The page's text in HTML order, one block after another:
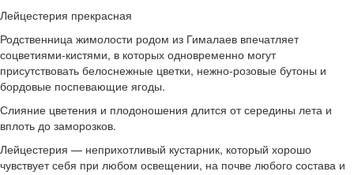
Лейцестерия прекрасная
Родственница жимолости родом из Гималаев впечатляет
соцветиями-кистями, в которых одновременно могут
присутствовать белоснежные цветки, нежно-розовые бутоны и
бордовые поспевающие ягоды.
Слияние цветения и плодоношения длится от середины лета и
вплоть до заморозков.
Лейцестерия — неприхотливый кустарник, который хорошо
чувствует себя при любом освещении, на почве любого состава и